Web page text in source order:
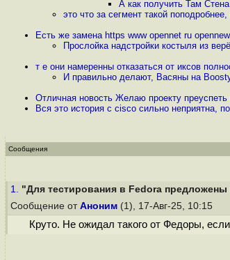
А как получить Там
это что за сегмент такой
Есть же замена https www opennet ru
Прослойка надстройки костыля из
т е они намеренны отказаться от иксов
И правильно делают, Васяны на
Отличная новость Желаю проекту преуспеть
Вся это история с cisco сильно неприятна,
Сообщения
1. "Для тестирования в Fedora
Сообщение от Аноним (1), 17-Авг-25, 10:15
Круто. Не ожидал такого от Федоры,